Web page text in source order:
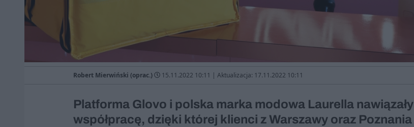
Robert Mierwiński (oprac.) 15.11.2022 10:11 | Aktualizacja: 17.11.2022 10:11
Platforma Glovo i polska marka modowa Laurella nawiązały
współpracę, dzięki której klienci z Warszawy oraz Poznania